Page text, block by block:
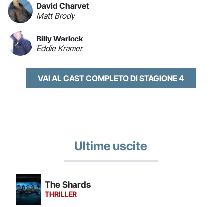
David Charvet
Matt Brody
Billy Warlock
Eddie Kramer
VAI AL CAST COMPLETO DI STAGIONE 4
Ultime uscite
The Shards
THRILLER